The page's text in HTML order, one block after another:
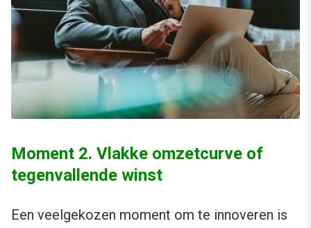
Moment 2. Vlakke omzetcurve of
tegenvallende winst
Een veelgekozen moment om te innoveren is